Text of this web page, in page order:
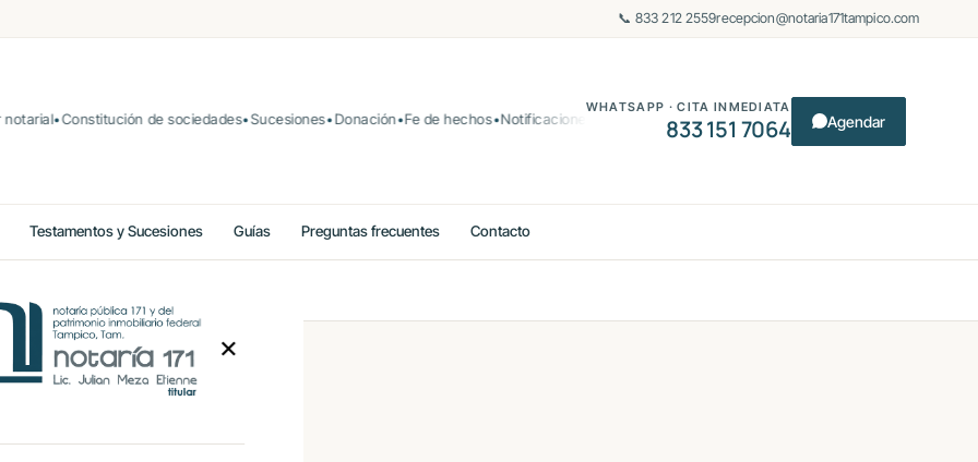
📞 833 212 2559recepcion@notaria171tampico.com
Constitución de sociedades Sucesiones Donación Fe de hechos Notificaciones Certificación de documentos Protocolización de asambleas
WHATSAPP · CITA INMEDIATA
833 151 7064 Agendar
Testamentos y Sucesiones Guías Preguntas frecuentes Contacto
✕